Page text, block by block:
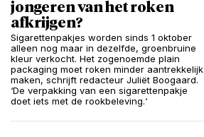
jongeren van het roken
afkrijgen?
Sigarettenpakjes worden sinds 1 oktober
alleen nog maar in dezelfde, groenbruine
kleur verkocht. Het zogenoemde plain
packaging moet roken minder aantrekkelijk
maken, schrijft redacteur Juliët Boogaard.
‘De verpakking van een sigarettenpakje
doet iets met de rookbeleving.‘